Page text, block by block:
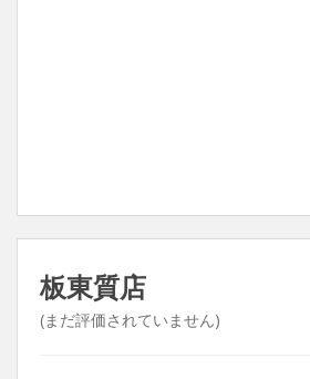
板東質店
(まだ評価されていません)